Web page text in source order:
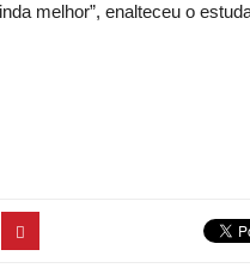
melhor”, enalteceu o